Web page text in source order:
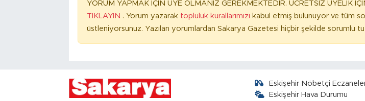
YORUM YAPMAK İÇİN ÜYE OLMANIZ GEREKMEKTEDİR. ÜCRETSİZ ÜYELİK
TIKLAYIN . Yorum yazarak topluluk kurallarımızı kabul etmiş bulunuyor ve tüm
üstleniyorsunuz. Yazılan yorumlardan Sakarya Gazetesi hiçbir şekilde sorumlu
Eskişehir Nöbetçi
Eskişehir Hava Durumu